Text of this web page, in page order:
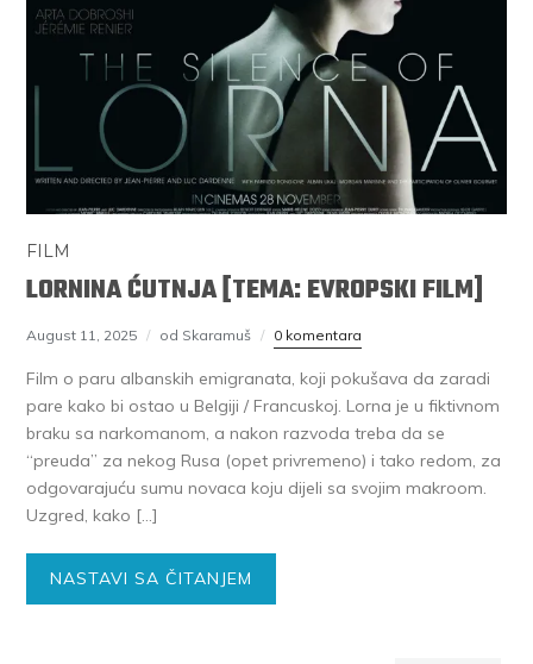
FILM
LORNINA ĆUTNJA [TEMA: EVROPSKI FILM]
August 11, 2025 od Skaramuš 0 komentara
Film o paru albanskih emigranata, koji pokušava da zaradi
pare kako bi ostao u Belgiji / Francuskoj. Lorna je u fiktivnom
braku sa narkomanom, a nakon razvoda treba da se
“preuda” za nekog Rusa (opet privremeno) i tako redom, za
odgovarajuću sumu novaca koju dijeli sa svojim makroom.
Uzgred, kako […]
NASTAVI SA ČITANJEM